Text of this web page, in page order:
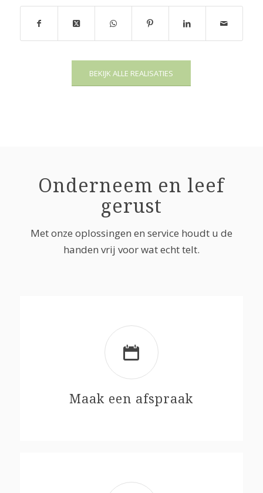
BEKIJK ALLE REALISATIES
Onderneem en leef
gerust
Met onze oplossingen en service houdt u de
handen vrij voor wat echt telt.
Maak een afspraak